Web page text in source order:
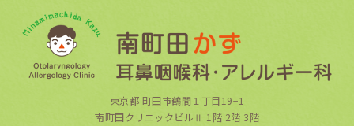
東京都 町田市鶴間１丁目19−1
南町田クリニックビルⅡ 1階 2階 3階